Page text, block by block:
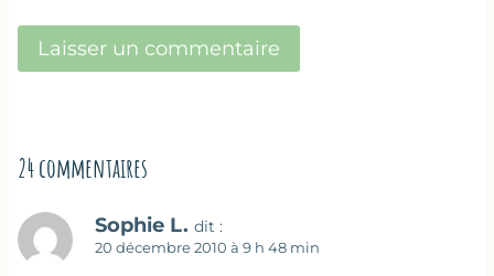
24 commentaires
Sophie L. dit :
20 décembre 2010 à 9 h 48 min